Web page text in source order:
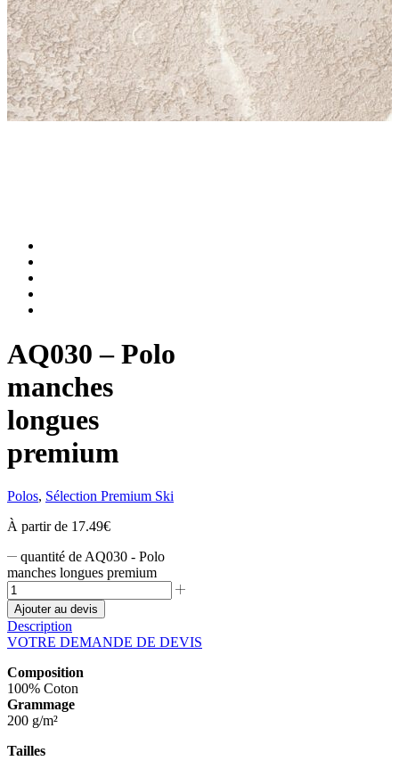
AQ030 – Polo
manches
longues
premium
Polos, Sélection Premium Ski
À partir de 17.49€
quantité de AQ030 - Polo
manches longues premium
Ajouter au devis
Description
VOTRE DEMANDE DE DEVIS
Composition
100% Coton
Grammage
200 g/m²
Tailles